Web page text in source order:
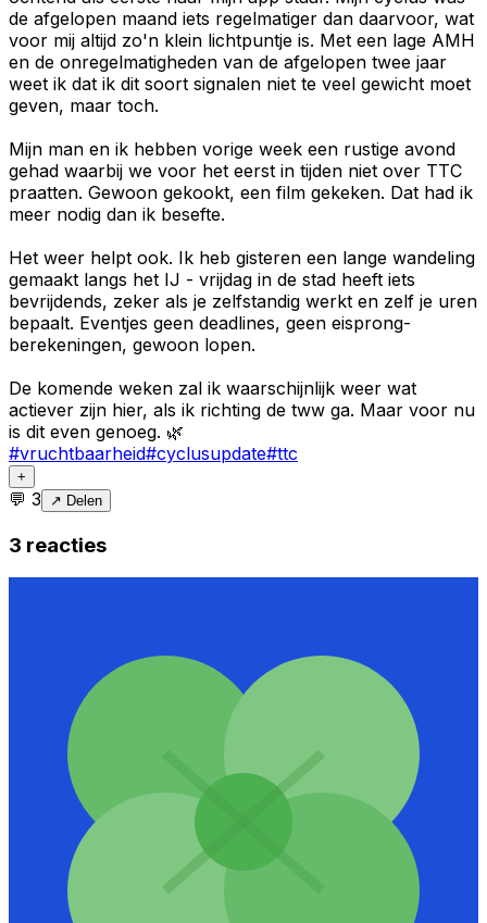
de afgelopen maand iets regelmatiger dan daarvoor, wat
voor mij altijd zo'n klein lichtpuntje is. Met een lage AMH
en de onregelmatigheden van de afgelopen twee jaar
weet ik dat ik dit soort signalen niet te veel gewicht moet
geven, maar toch.
Mijn man en ik hebben vorige week een rustige avond
gehad waarbij we voor het eerst in tijden niet over TTC
praatten. Gewoon gekookt, een film gekeken. Dat had ik
meer nodig dan ik besefte.
Het weer helpt ook. Ik heb gisteren een lange wandeling
gemaakt langs het IJ - vrijdag in de stad heeft iets
bevrijdends, zeker als je zelfstandig werkt en zelf je uren
bepaalt. Eventjes geen deadlines, geen eisprong-
berekeningen, gewoon lopen.
De komende weken zal ik waarschijnlijk weer wat
actiever zijn hier, als ik richting de tww ga. Maar voor nu
is dit even genoeg. 🌿
#vruchtbaarheid#cyclusupdate#ttc
+
💬 3 ↗ Delen
3 reacties